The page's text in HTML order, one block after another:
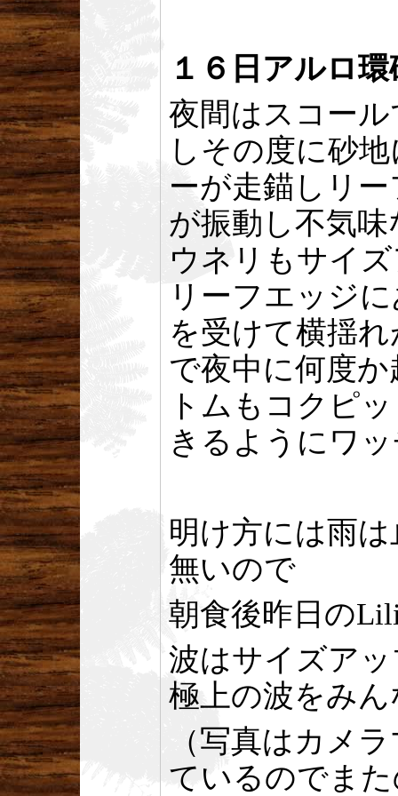
１６日アルロ
夜間はスコー
しその度に砂
ーが走錨しリ
が振動し不気
ウネリもサイ
リーフエッジ
を受けて横揺
で夜中に何度
トムもコクピ
きるようにワ
明け方には雨
無いので
朝食後昨日の
波はサイズア
極上の波をみ
（写真はカメ
ているのでま